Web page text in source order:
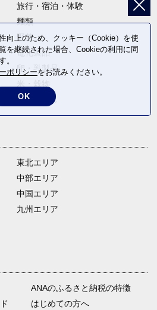
旅行・宿泊・体験
麺類
野菜
電化製品
卵・乳製品
返礼品なし
東北エリア
中部エリア
中国エリア
九州エリア
ANAのふるさと納税の特徴
はじめての方へ
向上のため、クッキー（Cookie）を使
を継続された場合、Cookieの利用に同
。
ポリシーをお読みください。
OK